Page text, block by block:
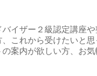
イザー２級認定講座
これから受けたいと
案内が欲しい方、お